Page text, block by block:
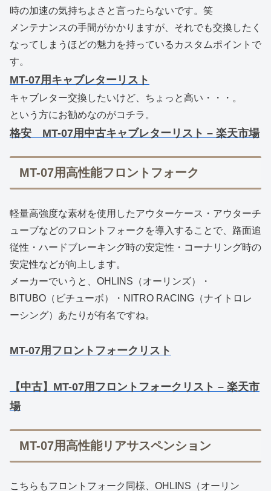
時の加速の気持ちよさと言ったらないです。笑
メンテナンスの手間がかかりますが、それでも交換したく
なってしまうほどの魅力を持っているカスタムポイントで
す。
MT-07用キャブレターリスト
キャブレター交換したいけど、ちょっと高い・・・。
という方にお勧めなのがコチラ。
格安 MT-07用中古キャブレターリスト – 楽天市場
MT-07用高性能フロントフォーク
軽量高強度な素材を使用したアウターケース・アウターチ
ューブなどのフロントフォークを導入することで、路面追
従性・ハードブレーキング時の安定性・コーナリング時の
安定性などが向上します。
メーカーでいうと、OHLINS（オーリンズ）・
BITUBO（ビチューボ）・NITRO RACING（ナイトロレ
ーシング）あたりが有名ですね。
MT-07用フロントフォークリスト
【中古】MT-07用フロントフォークリスト – 楽天市
場
MT-07用高性能リアサスペンション
こちらもフロントフォーク同様、OHLINS（オーリン